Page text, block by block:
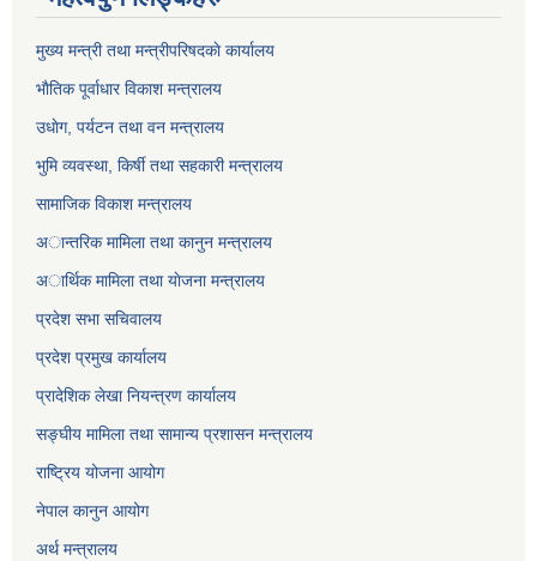
मुख्य मन्त्री तथा मन्त्रीपरिषदकाे कार्यालय
भाैतिक पूर्वाधार विकाश मन्त्रालय
उधाेग, पर्यटन तथा वन मन्त्रालय
भुमि व्यवस्था, किर्षी तथा सहकारी मन्त्रालय
सामाजिक विकाश मन्त्रालय
अान्तरिक मामिला तथा कानुन मन्त्रालय
अार्थिक मामिला तथा याेजना मन्त्रालय
प्रदेश सभा सचिवालय
प्रदेश प्रमुख कार्यालय
प्रादेशिक लेखा नियन्त्रण कार्यालय
सङ्‍घीय मामिला तथा सामान्य प्रशासन मन्त्रालय
राष्ट्रिय योजना आयोग
नेपाल कानुन आयोग
अर्थ मन्त्रालय